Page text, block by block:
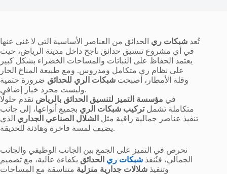
تُعد شبكات ري الحدائق من العناصر الأساسية التي لا غنى عنها
في أي مشروع تنسيق حدائق ناجح داخل مدينة الرياض، حيث
يعتمد الحفاظ على النباتات والمساحات الخضراء بشكل كبير
على نظام ري متكامل ومدروس. ومع طبيعة المناخ الحار
وقلة الأمطار، أصبحت شبكات الري للحدائق ضرورة حتمية
وليست مجرد خيار إضافي.
في مؤسسة التميز لتنسيق الحدائق بالرياض نقدم حلولًا
متكاملة تشملتركيب شبكات الري بجميع أنواعها، إلى جانب
تنفيذ عناصر جمالية راقية مثل الشلال الصناعي الجداري الذي
يضيف لمسة فاخرة وهادئة للحديقة.
نحرص في التميز على الجمع بين الجانب الوظيفي والجانب
الجمالي، فنُنفذ شبكات ري الحدائق بكفاءة عالية، مع تصميم
وتنفيذ شلالات جدارية منزلية متناسقة مع المساحات